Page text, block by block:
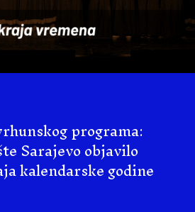
programa:
Sarajevo objavilo
kalendarske godine